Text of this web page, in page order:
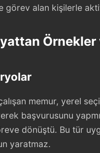
görev alan kişilerle
memur, yerel
başvurusunu
dönüştü. Bu tür
yaratmaz.